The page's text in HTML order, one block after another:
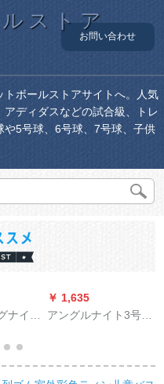
ストア
お問い合わせ
ボールストアサイトへ。人気
ディダスなどの試合級、トレ
5号球、6号球、7号球、子供
ナイン
￥ 1,635
アングルナイト3号ボ
ボックス吸湿耐久性